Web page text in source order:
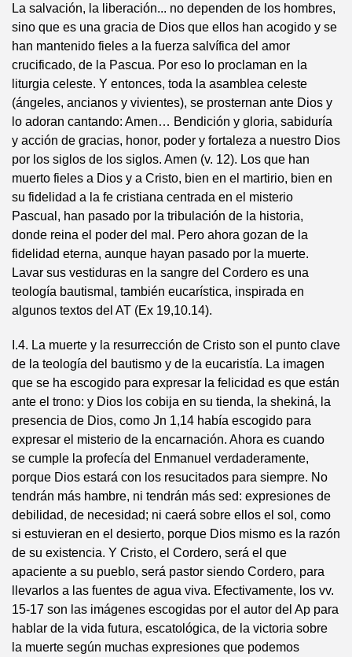
La salvación, la liberación... no dependen de los hombres,
sino que es una gracia de Dios que ellos han acogido y se
han mantenido fieles a la fuerza salvífica del amor
crucificado, de la Pascua. Por eso lo proclaman en la
liturgia celeste. Y entonces, toda la asamblea celeste
(ángeles, ancianos y vivientes), se prosternan ante Dios y
lo adoran cantando: Amen… Bendición y gloria, sabiduría
y acción de gracias, honor, poder y fortaleza a nuestro Dios
por los siglos de los siglos. Amen (v. 12). Los que han
muerto fieles a Dios y a Cristo, bien en el martirio, bien en
su fidelidad a la fe cristiana centrada en el misterio
Pascual, han pasado por la tribulación de la historia,
donde reina el poder del mal. Pero ahora gozan de la
fidelidad eterna, aunque hayan pasado por la muerte.
Lavar sus vestiduras en la sangre del Cordero es una
teología bautismal, también eucarística, inspirada en
algunos textos del AT (Ex 19,10.14).
I.4. La muerte y la resurrección de Cristo son el punto clave
de la teología del bautismo y de la eucaristía. La imagen
que se ha escogido para expresar la felicidad es que están
ante el trono: y Dios los cobija en su tienda, la shekiná, la
presencia de Dios, como Jn 1,14 había escogido para
expresar el misterio de la encarnación. Ahora es cuando
se cumple la profecía del Enmanuel verdaderamente,
porque Dios estará con los resucitados para siempre. No
tendrán más hambre, ni tendrán más sed: expresiones de
debilidad, de necesidad; ni caerá sobre ellos el sol, como
si estuvieran en el desierto, porque Dios mismo es la razón
de su existencia. Y Cristo, el Cordero, será el que
apaciente a su pueblo, será pastor siendo Cordero, para
llevarlos a las fuentes de agua viva. Efectivamente, los vv.
15-17 son las imágenes escogidas por el autor del Ap para
hablar de la vida futura, escatológica, de la victoria sobre
la muerte según muchas expresiones que podemos